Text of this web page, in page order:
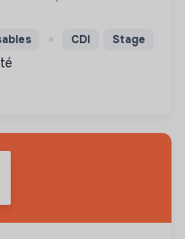
CDI Stage